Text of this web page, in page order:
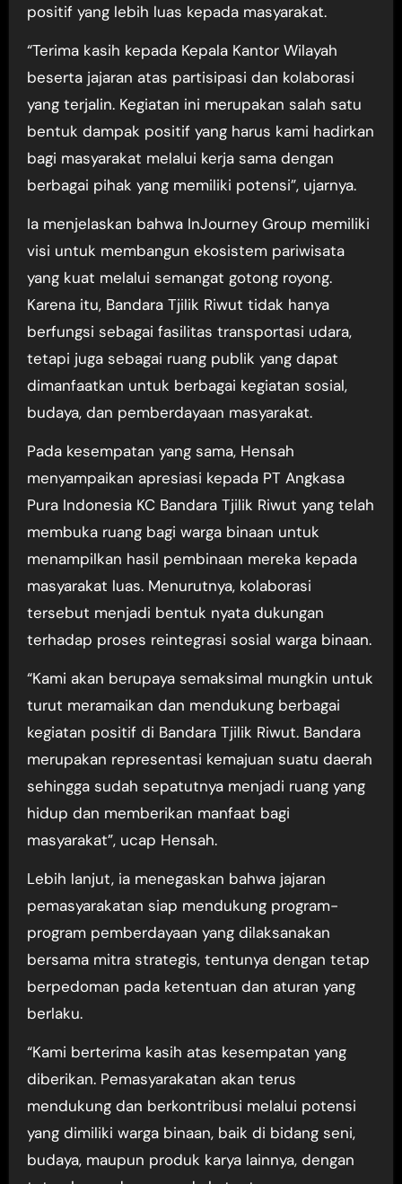
positif yang lebih luas kepada masyarakat.
“Terima kasih kepada Kepala Kantor Wilayah
beserta jajaran atas partisipasi dan kolaborasi
yang terjalin. Kegiatan ini merupakan salah satu
bentuk dampak positif yang harus kami hadirkan
bagi masyarakat melalui kerja sama dengan
berbagai pihak yang memiliki potensi”, ujarnya.
Ia menjelaskan bahwa InJourney Group memiliki
visi untuk membangun ekosistem pariwisata
yang kuat melalui semangat gotong royong.
Karena itu, Bandara Tjilik Riwut tidak hanya
berfungsi sebagai fasilitas transportasi udara,
tetapi juga sebagai ruang publik yang dapat
dimanfaatkan untuk berbagai kegiatan sosial,
budaya, dan pemberdayaan masyarakat.
Pada kesempatan yang sama, Hensah
menyampaikan apresiasi kepada PT Angkasa
Pura Indonesia KC Bandara Tjilik Riwut yang telah
membuka ruang bagi warga binaan untuk
menampilkan hasil pembinaan mereka kepada
masyarakat luas. Menurutnya, kolaborasi
tersebut menjadi bentuk nyata dukungan
terhadap proses reintegrasi sosial warga binaan.
“Kami akan berupaya semaksimal mungkin untuk
turut meramaikan dan mendukung berbagai
kegiatan positif di Bandara Tjilik Riwut. Bandara
merupakan representasi kemajuan suatu daerah
sehingga sudah sepatutnya menjadi ruang yang
hidup dan memberikan manfaat bagi
masyarakat”, ucap Hensah.
Lebih lanjut, ia menegaskan bahwa jajaran
pemasyarakatan siap mendukung program-
program pemberdayaan yang dilaksanakan
bersama mitra strategis, tentunya dengan tetap
berpedoman pada ketentuan dan aturan yang
berlaku.
“Kami berterima kasih atas kesempatan yang
diberikan. Pemasyarakatan akan terus
mendukung dan berkontribusi melalui potensi
yang dimiliki warga binaan, baik di bidang seni,
budaya, maupun produk karya lainnya, dengan